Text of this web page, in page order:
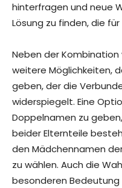
hinterfragen und neue
Lösung zu finden, die
Neben der
weitere Möglichkeiten,
geben, der die
widerspiegelt. Eine
Doppelnamen zu
beider Elternteile
den Mädchennamen
zu wählen. Auch die
besonderen Bedeutung